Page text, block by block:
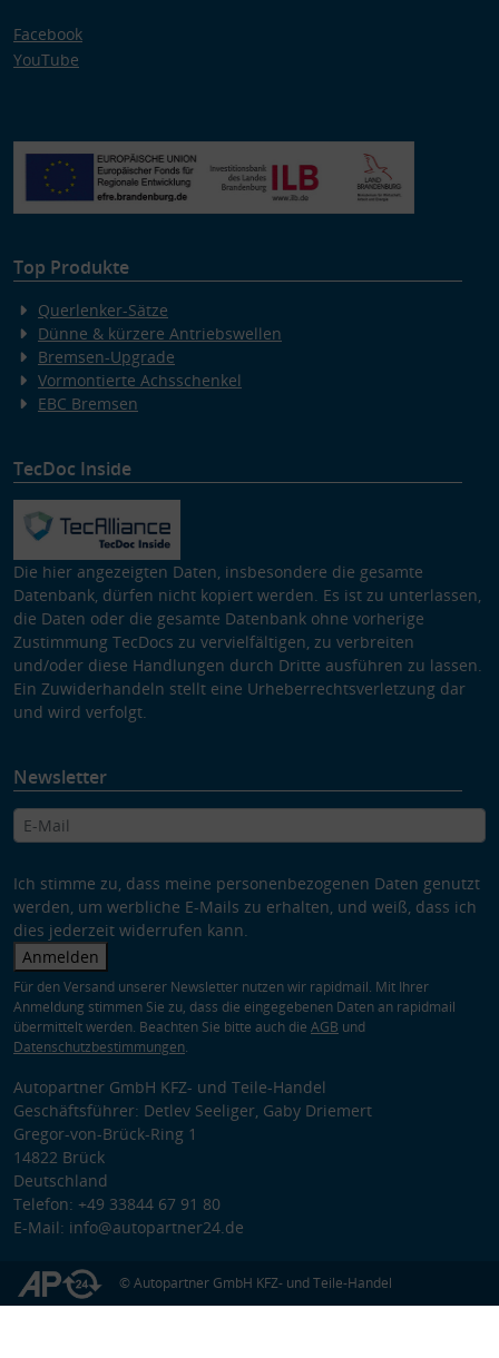
Facebook
YouTube
Top Produkte
Querlenker-Sätze
Dünne & kürzere Antriebswellen
Bremsen-Upgrade
Vormontierte Achsschenkel
EBC Bremsen
TecDoc Inside
Die hier angezeigten Daten, insbesondere die gesamte
Datenbank, dürfen nicht kopiert werden. Es ist zu unterlassen,
die Daten oder die gesamte Datenbank ohne vorherige
Zustimmung TecDocs zu vervielfältigen, zu verbreiten
und/oder diese Handlungen durch Dritte ausführen zu lassen.
Ein Zuwiderhandeln stellt eine Urheberrechtsverletzung dar
und wird verfolgt.
Newsletter
Ich stimme zu, dass meine personenbezogenen Daten genutzt
werden, um werbliche E-Mails zu erhalten, und weiß, dass ich
dies jederzeit widerrufen kann.
Anmelden
Für den Versand unserer Newsletter nutzen wir rapidmail. Mit Ihrer
Anmeldung stimmen Sie zu, dass die eingegebenen Daten an rapidmail
übermittelt werden. Beachten Sie bitte auch die AGB und
Datenschutzbestimmungen.
Autopartner GmbH KFZ- und Teile-Handel
Geschäftsführer: Detlev Seeliger, Gaby Driemert
Gregor-von-Brück-Ring 1
14822 Brück
Deutschland
Telefon: +49 33844 67 91 80
E-Mail: info@autopartner24.de
© Autopartner GmbH KFZ- und Teile-Handel